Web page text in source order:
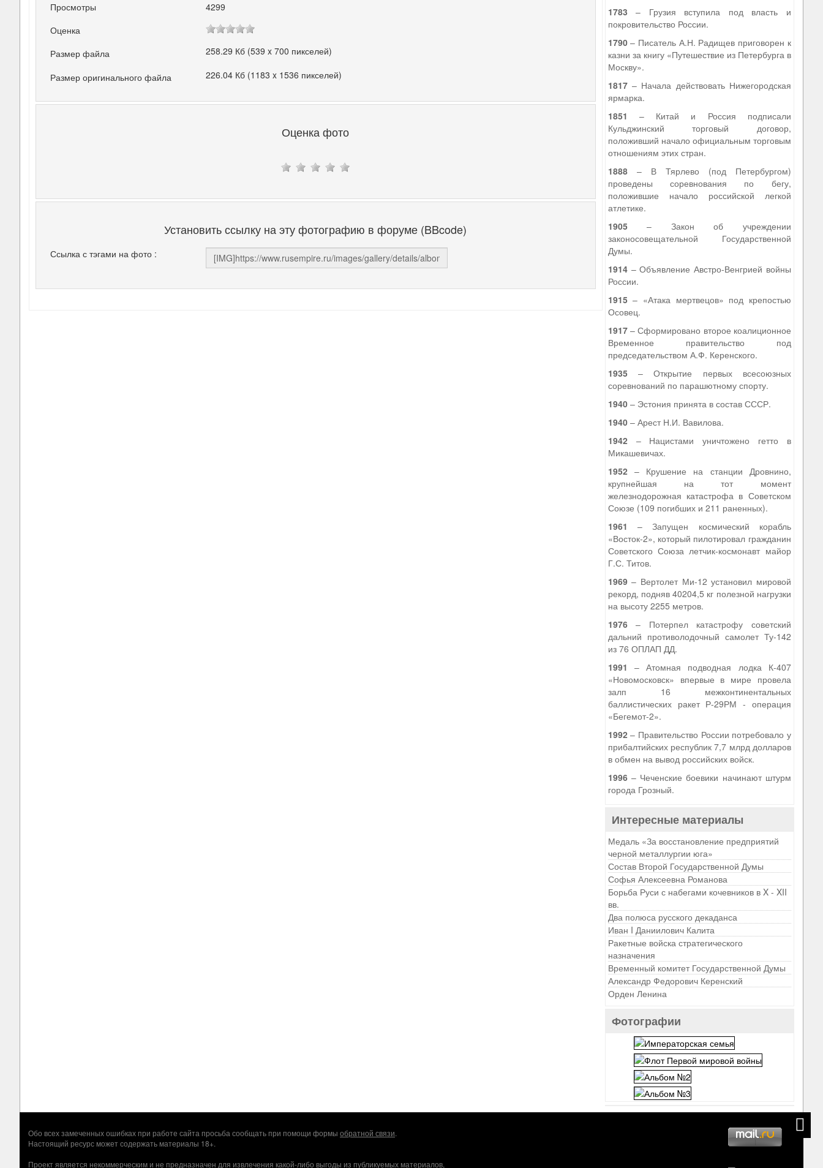
Просмотры
4299
Оценка
Размер файла
258.29 Кб (539 x 700 пикселей)
Размер оригинального файла 226.04 Кб (1183 x 1536 пикселей)
Оценка фото
Установить ссылку на эту фотографию в форуме (BBcode)
Ссылка с тэгами на фото :
1783 – Грузия вступила под власть и
покровительство России.
1790– Писатель А.Н. Радищев приговорен к
казни за книгу «Путешествие из Петербурга в
Москву».
1817– Начала действовать Нижегородская
ярмарка.
1851 – Китай и Россия подписали
Кульджинский торговый договор,
положивший начало официальным торговым
отношениям этих стран.
1888– В Тярлево (под Петербургом)
проведены соревнования по бегу,
положившие начало российской легкой
атлетике.
1905– Закон об учреждении
законосовещательной Государственной
Думы.
1914– Объявление Австро-Венгрией войны
России.
1915– «Атака мертвецов» под крепостью
Осовец.
1917– Сформировано второе коалиционное
Временное правительство под
председательством А.Ф. Керенского.
1935– Открытие первых всесоюзных
соревнований по парашютному спорту.
1940– Эстония принята в состав СССР.
1940– Арест Н.И. Вавилова.
1942– Нацистами уничтожено гетто в
Микашевичах.
1952– Крушение на станции Дровнино,
крупнейшая на тот момент
железнодорожная катастрофа в Советском
Союзе (109 погибших и 211 раненных).
1961 – Запущен космический корабль
«Восток-2», который пилотировал гражданин
Советского Союза летчик-космонавт майор
Г.С. Титов.
1969– Вертолет Ми-12 установил мировой
рекорд, подняв 40204,5 кг полезной нагрузки
на высоту 2255 метров.
1976– Потерпел катастрофу советский
дальний противолодочный самолет Ту-142
из 76 ОПЛАП ДД.
1991 – Атомная подводная лодка К-407
«Новомосковск» впервые в мире провела
залп 16 межконтинентальных
баллистических ракет Р-29РМ - операция
«Бегемот-2».
1992– Правительство России потребовало у
прибалтийских республик 7,7 млрд долларов
в обмен на вывод российских войск.
1996– Чеченские боевики начинают штурм
города Грозный.
Интересные материалы
Медаль «За восстановление предприятий
черной металлургии юга»
Состав Второй Государственной Думы
Софья Алексеевна Романова
Борьба Руси с набегами кочевников в X - XII
вв.
Два полюса русского декаданса
Иван I Даниилович Калита
Ракетные войска стратегического
назначения
Временный комитет Государственной Думы
Александр Федорович Керенский
Орден Ленина
Фотографии
Обо всех замеченных ошибках при работе сайта просьба сообщать при помощи формы обратной связи.
Настоящий ресурс может содержать материалы 18+.
Проект является некоммерческим и не предназначен для извлечения какой-либо выгоды из публикуемых материалов,